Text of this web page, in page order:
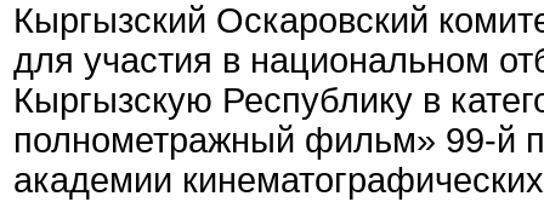
Кыргызский Оскаровский
для участия в национальном
Кыргызскую Республику в
полнометражный фильм» 99-й
академии